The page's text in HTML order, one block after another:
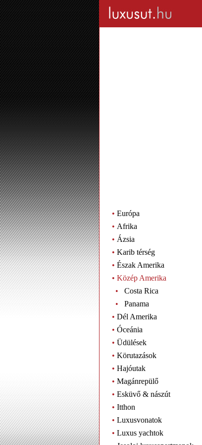
• Európa
• Afrika
• Ázsia
• Karib térség
• Észak Amerika
• Közép Amerika
•
Costa Rica
•
Panama
• Dél Amerika
• Óceánia
• Üdülések
• Körutazások
• Hajóutak
• Magánrepülő
• Esküvő & nászút
• Itthon
• Luxusvonatok
• Luxus yachtok